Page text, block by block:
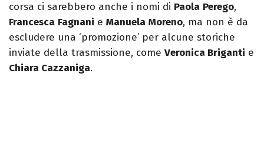
corsa ci sarebbero anche i nomi di Paola Perego,
Francesca Fagnani e Manuela Moreno, ma non è da
escludere una ‘promozione’ per alcune storiche
inviate della trasmissione, come Veronica Briganti e
Chiara Cazzaniga.